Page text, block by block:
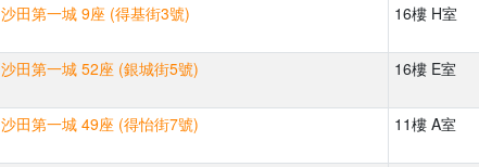
沙田第一城 9座 (得基街3號) 16樓 H室
沙田第一城 52座 (銀城街5號) 16樓 E室
沙田第一城 49座 (得怡街7號) 11樓 A室